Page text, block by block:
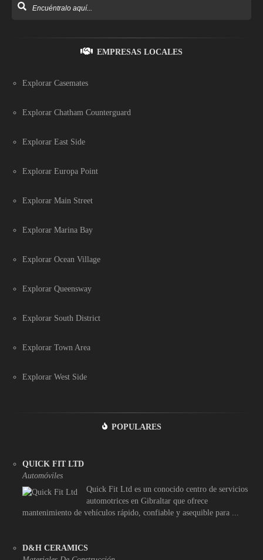
EMPRESAS LOCALES
Explorar Casemates
Explorar Chatham Counterguard
Explorar East Side
Explorar Europa Point
Explorar Main Street
Explorar Marina Bay
Explorar Ocean Village
Explorar Queensway
Explorar South District
Explorar Town Area
Explorar West Side
POPULARES
QUICK FIT LTD
Automóviles
Quick Fit Ltd es un conocido centro de servicios
automotrices en Gibraltar que ofrece
mantenimiento de vehículos rápido, confiable y asequible para ...
D&H CERAMICS